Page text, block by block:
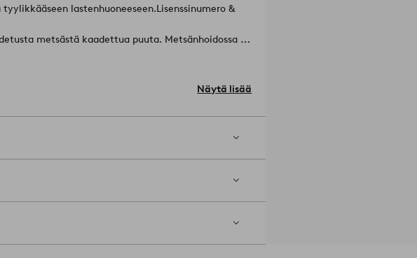
lastenhuoneeseen.Lisenssinumero &
metsästä kaadettua puuta. Metsänhoidossa on
pois hieman kostealla liinalla.Tuotenumero:
Näytä lisää